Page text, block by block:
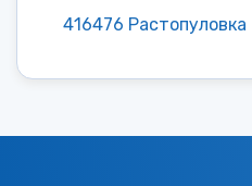
416476 Растопуловка